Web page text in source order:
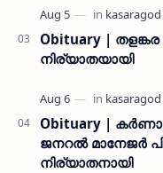
Obituary |
നിര്യാതയായി
Obituary |
ജനറൽ മാനേജർ
നിര്യാതനായി